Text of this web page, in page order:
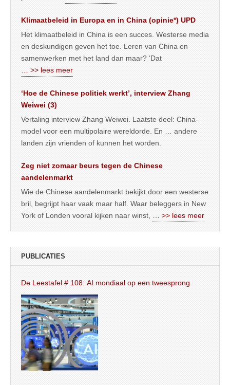
Klimaatbeleid in Europa en in China (opinie*) UPD
Het klimaatbeleid in China is een succes. Westerse media
en deskundigen geven het toe. Leren van China en
samenwerken met het land dan maar? ‘Dat
… >> lees meer
‘Hoe de Chinese politiek werkt’, interview Zhang
Weiwei (3)
Vertaling interview Zhang Weiwei. Laatste deel: China-
model voor een multipolaire wereldorde. En … andere
landen zijn vrienden of kunnen het worden.
Zeg niet zomaar beurs tegen de Chinese
aandelenmarkt
Wie de Chinese aandelenmarkt bekijkt door een westerse
bril, begrijpt haar vaak maar half. Waar beleggers in New
York of Londen vooral kijken naar winst,
… >> lees meer
PUBLICATIES
De Leestafel # 108: AI mondiaal op een tweesprong